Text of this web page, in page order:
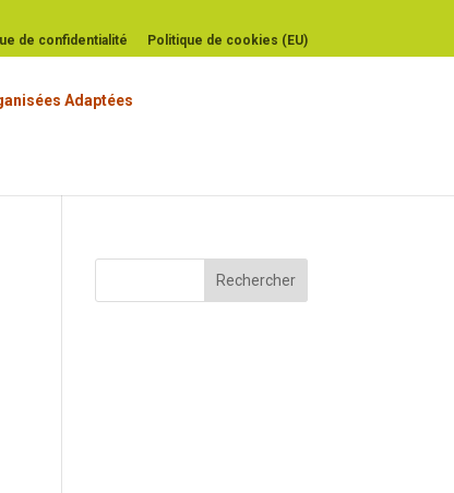
de confidentialité Politique de cookies (EU)
Adaptées